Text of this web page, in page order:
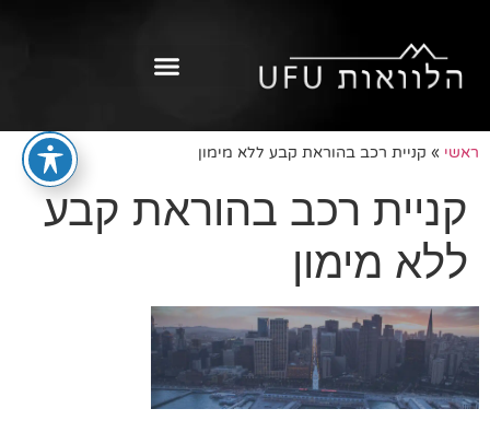
ראשי » קניית רכב בהוראת קבע ללא מימון
קניית רכב בהוראת קבע
ללא מימון